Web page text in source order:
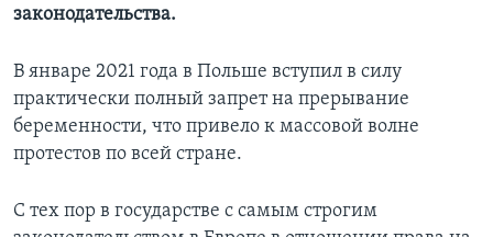
законодательства.
В январе 2021 года в Польше вступил в силу
практически полный запрет на прерывание
беременности, что привело к массовой волне
протестов по всей стране.
С тех пор в государстве с самым строгим